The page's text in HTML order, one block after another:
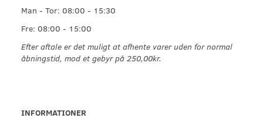
Man - Tor: 08:00 - 15:30
Fre: 08:00 - 15:00
Efter aftale er det muligt at afhente varer uden for normal
åbningstid, mod et gebyr på 250,00kr.
INFORMATIONER